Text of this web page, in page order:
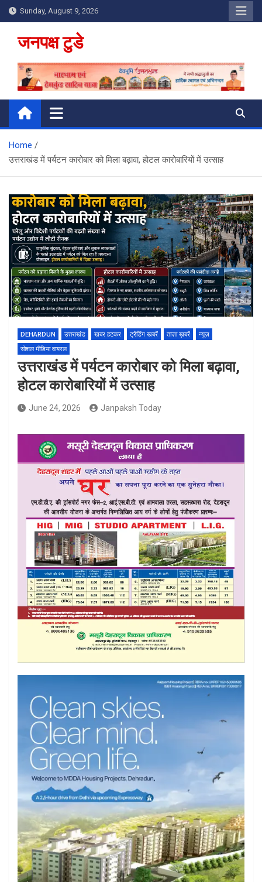
Skip
to
content
Sunday, August 9, 2026
जनपक्ष टुडे
Home
उत्तराखंड में पर्यटन कारोबार को मिला बढ़ावा, होटल कारोबारियों में उत्साह
DEHARDUN उत्तराखंड खबर हटकर ट्रेंडिंग खबरें ताज़ा ख़बरें
न्यूज़
सोशल मीडिया वायरल
उत्तराखंड में पर्यटन कारोबार को मिला बढ़ावा,
होटल कारोबारियों में उत्साह
June 24, 2026 Janpaksh Today